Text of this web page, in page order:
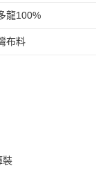
龍100%
布料
裝